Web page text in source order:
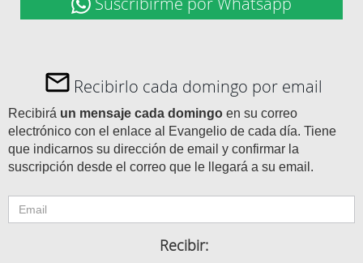
Recibirlo cada domingo por email
Recibirá un mensaje cada domingo en su correo
electrónico con el enlace al Evangelio de cada día. Tiene
que indicarnos su dirección de email y confirmar la
suscripción desde el correo que le llegará a su email.
Recibir: